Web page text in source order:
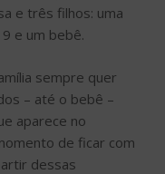
e três filhos: uma
e um bebê.
sempre quer
– até o bebê –
aparece no
de ficar com
dessas